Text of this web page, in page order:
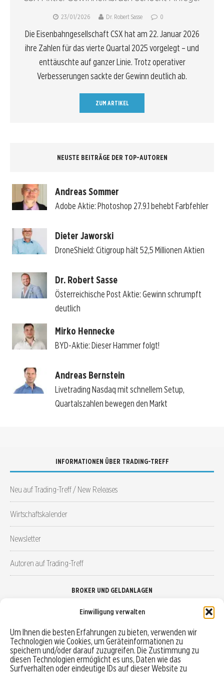
Einwilligung verwalten
Um Ihnen die besten Erfahrungen zu bieten, verwenden wir
Technologien wie Cookies, um Geräteinformationen zu
speichern und/oder darauf zuzugreifen. Die Zustimmung zu
diesen Technologien ermöglicht es uns, Daten wie das
Surfverhalten oder eindeutige IDs auf dieser Website zu
23/01/2026 Dr. Robert Sasse 0
Die Eisenbahngesellschaft CSX hat am 22. Januar 2026
ihre Zahlen für das vierte Quartal 2025 vorgelegt – und
enttäuschte auf ganzer Linie. Trotz operativer
Verbesserungen sackte der Gewinn deutlich ab.
ZUM ARTIKEL
NEUSTE BEITRÄGE DER TOP-AUTOREN
Andreas Sommer
Adobe Aktie: Photoshop 27.9.1 behebt Farbfehler
Dieter Jaworski
DroneShield: Citigroup hält 52,5 Millionen Aktien
Dr. Robert Sasse
Österreichische Post Aktie: Gewinn schrumpft
deutlich
Mirko Hennecke
BYD-Aktie: Dieser Hammer folgt!
Andreas Bernstein
Livetrading Nasdaq mit schnellem Setup,
Quartalszahlen bewegen den Markt
INFORMATIONEN ÜBER TRADING-TREFF
Neu auf Trading-Treff / New Releases
Wirtschaftskalender
Newsletter
Autoren auf Trading-Treff
BROKER UND GELDANLAGEN
Robo-Advisor vergleichen
Depotvergleich